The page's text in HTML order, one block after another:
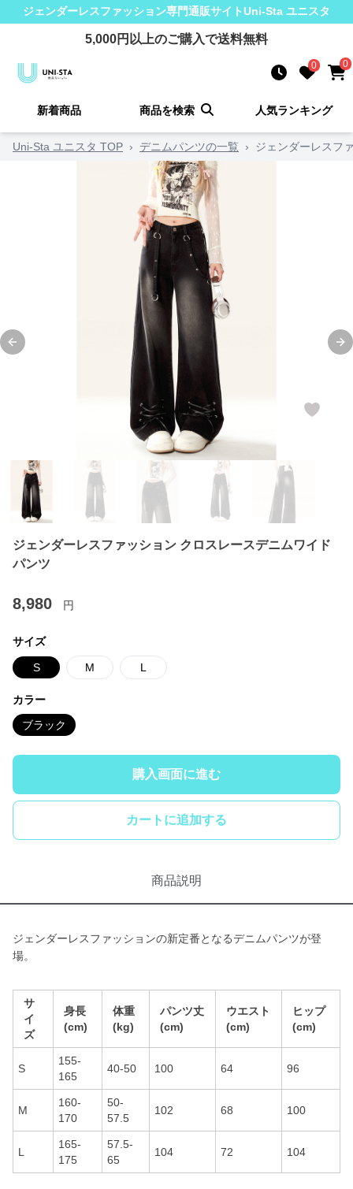
ジェンダーレスファッション専門通販サイトUni-Sta ユニスタ
5,000円以上のご購入で送料無料
0 0
新着商品 商品を検索 人気ランキング
Uni-Sta ユニスタ TOP › デニムパンツの一覧 › ジェンダーレスフ
Previous slide
ジェンダーレスファッション クロスレースデニムワイド
パンツ
8,980 円
サイズ
S M L
カラー
ブラック
購入画面に進む
カートに追加する
商品説明
ジェンダーレスファッションの新定番となるデニムパンツが登
場。
サ
イ
ズ
身長
(cm)
体重
(kg)
パンツ丈
(cm)
ウエスト
(cm)
ヒップ
(cm)
S
155-
165
40-50 100 64 96
M
160-
170
50-
57.5
102 68 100
L
165-
175
57.5-
65
104 72 104